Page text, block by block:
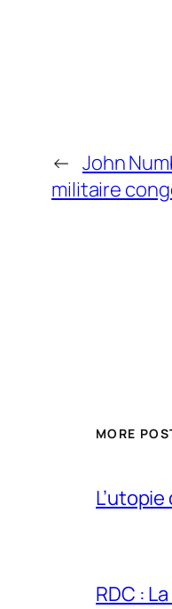
← John
militaire
MORE
RDC :